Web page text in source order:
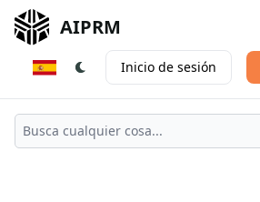
AIPRM
Inicio de sesión